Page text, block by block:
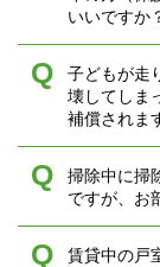
いいですか
Q
子どもが走
壊してしま
補償されま
Q
掃除中に掃
ですが、お
Q
賃貸中の戸